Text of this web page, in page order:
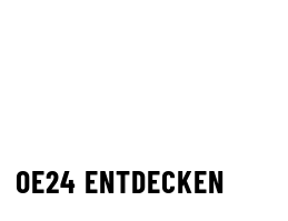
OE24 ENTDECKEN